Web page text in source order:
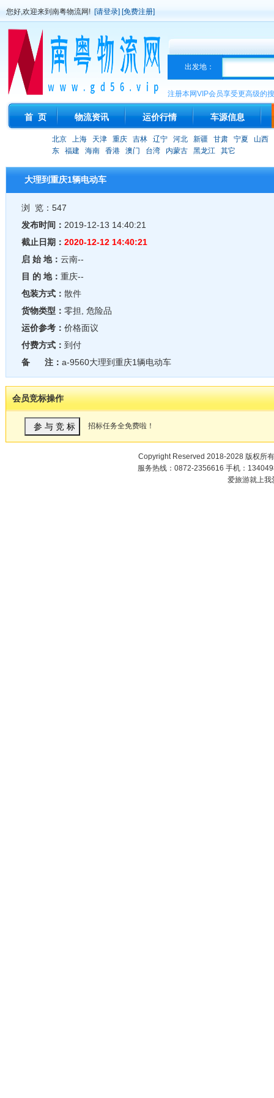
您好,欢迎来到南粤物流网! [请登录] [免费注册]
出发地：
注册本网VIP会员享受更高级的
首 页 物流资讯 运价行情 车源信息
北京 上海 天津 重庆 吉林 辽宁 河北 新疆 甘肃 宁夏
山西
东
福建 海南 香港 澳门 台湾 内蒙古 黑龙江 其它
大理到重庆1辆电动车
浏 览：547
发布时间： 2019-12-13 14:40:21
截止日期： 2020-12-12 14:40:21
启 始 地： 云南--
目 的 地： 重庆--
包装方式： 散件
货物类型： 零担, 危险品
运价参考： 价格面议
付费方式： 到付
备 注： a-9560大理到重庆1辆电动车
会员竞标操作
招标任务全免费啦！
Copyright Reserved 2018-2028 版权所
服务热线：0872-2356616 手机：
爱旅游就上我